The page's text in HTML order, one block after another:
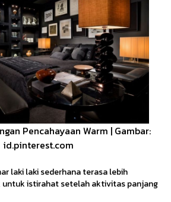
Pencahayaan Warm | Gambar:
id.pinterest.com
laki laki sederhana terasa lebih
untuk istirahat setelah aktivitas panjang